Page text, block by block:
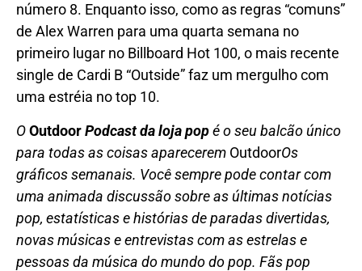
número 8. Enquanto isso, como as regras “comuns”
de Alex Warren para uma quarta semana no
primeiro lugar no Billboard Hot 100, o mais recente
single de Cardi B “Outside” faz um mergulho com
uma estréia no top 10.
OOutdoorPodcast da loja popé o seu balcão único
para todas as coisas aparecerem OutdoorOs
gráficos semanais. Você sempre pode contar com
uma animada discussão sobre as últimas notícias
pop, estatísticas e histórias de paradas divertidas,
novas músicas e entrevistas com as estrelas e
pessoas da música do mundo do pop. Fãs pop